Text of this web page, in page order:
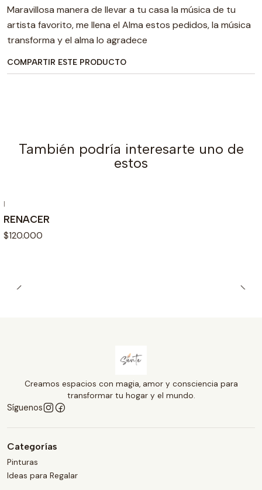
Maravillosa manera de llevar a tu casa la música de tu
artista favorito, me llena el Alma estos pedidos, la música
transforma y el alma lo agradece
COMPARTIR ESTE PRODUCTO
También podría interesarte uno de
estos
|
RENACER
$120.000
Creamos espacios con magia, amor y consciencia para
transformar tu hogar y el mundo.
Síguenos
Categorías
Pinturas
Ideas para Regalar